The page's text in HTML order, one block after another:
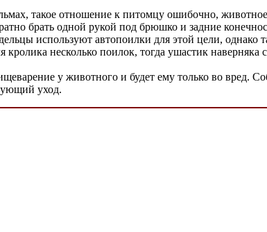
такое отношение к питомцу ошибочно,
брать одной рукой под брюшко и задние
используют автопоилки для этой цели, однако
несколько поилок, тогда ушастик
у животного и будет ему только во вред.
уход.